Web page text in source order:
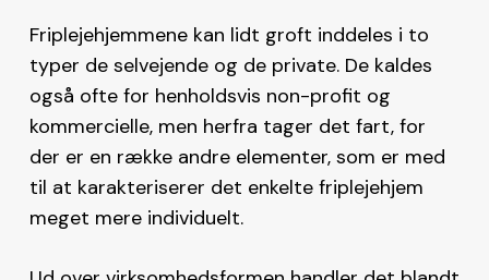
Friplejehjemmene kan lidt groft inddeles i to
typer de selvejende og de private. De kaldes
også ofte for henholdsvis non-profit og
kommercielle, men herfra tager det fart, for
der er en række andre elementer, som er med
til at karakteriserer det enkelte friplejehjem
meget mere individuelt.